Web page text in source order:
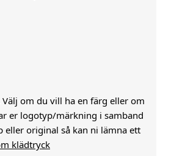
om du vill ha en färg eller om
er logotyp/märkning i samband
eller original så kan ni lämna ett
klädtryck